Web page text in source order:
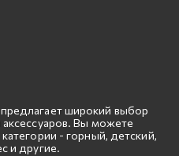
широкий выбор
аксессуаров. Вы можете
- горный, детский,
и другие.